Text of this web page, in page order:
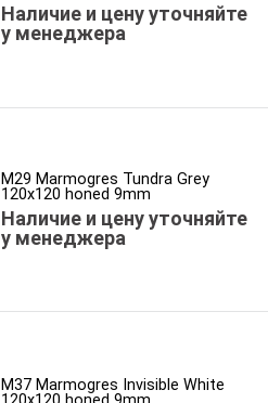
Наличие и цену уточняйте
у менеджера
M29 Marmogres Tundra Grey
120x120 honed 9mm
Наличие и цену уточняйте
у менеджера
M37 Marmogres Invisible White